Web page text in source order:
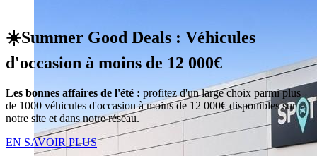
☀️Summer Good Deals : Véhicules
d'occasion à moins de 12 000€
Les bonnes affaires de l'été : profitez d'un large choix parmi plus
de 1000 véhicules d'occasion à moins de 12 000€ disponibles sur
notre site et dans notre réseau.
EN SAVOIR PLUS